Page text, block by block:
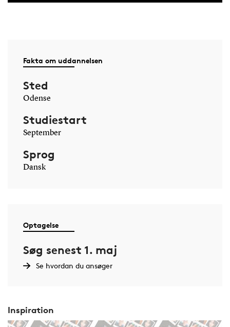
Fakta om uddannelsen
Sted
Odense
Studiestart
September
Sprog
Dansk
Optagelse
Søg senest 1. maj
Se hvordan du ansøger
Inspiration